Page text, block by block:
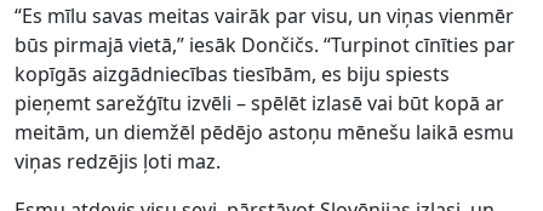
“Es mīlu savas meitas vairāk par visu, un viņas vienmēr
būs pirmajā vietā,” iesāk Dončičs. “Turpinot cīnīties par
kopīgās aizgādniecības tiesībām, es biju spiests
pieņemt sarežģītu izvēli – spēlēt izlasē vai būt kopā ar
meitām, un diemžēl pēdējo astoņu mēnešu laikā esmu
viņas redzējis ļoti maz.